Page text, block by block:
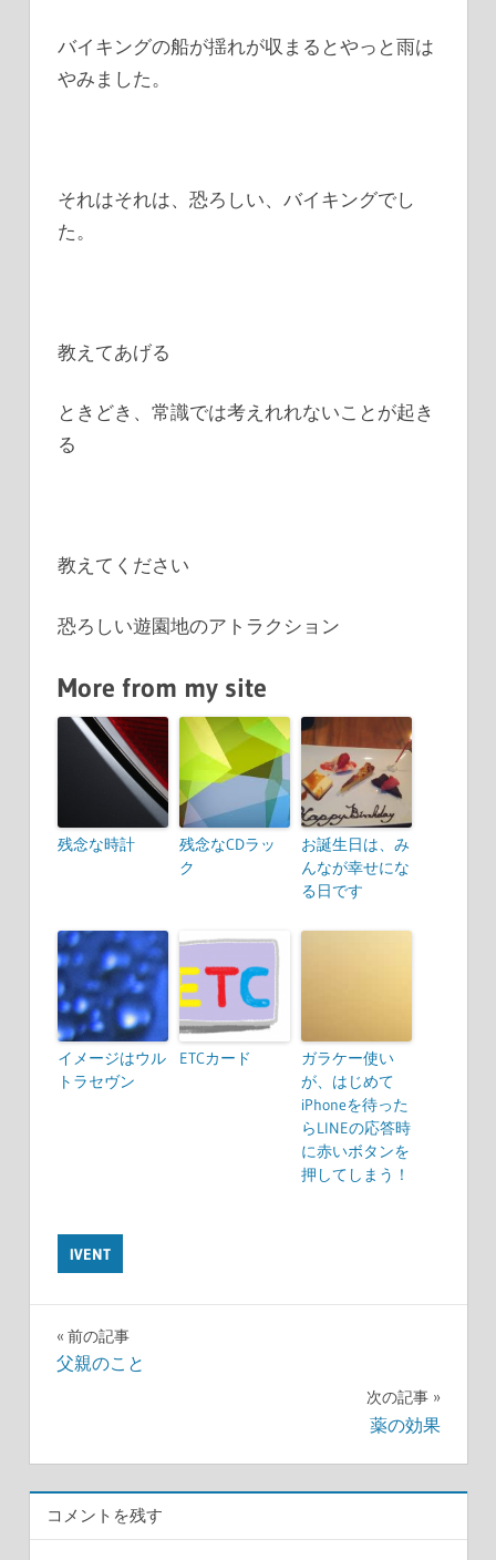
バイキングの船が揺れが収まるとやっと雨は
やみました。
それはそれは、恐ろしい、バイキングでし
た。
教えてあげる
ときどき、常識では考えれれないことが起き
る
教えてください
恐ろしい遊園地のアトラクション
More from my site
残念な時計
残念なCDラッ
ク
お誕生日は、み
んなが幸せにな
る日です
イメージはウル
トラセヴン
ETCカード
ガラケー使い
が、はじめて
iPhoneを待った
らLINEの応答時
に赤いボタンを
押してしまう！
IVENT
投
ナ
ビ
ゲ
前の記事
父親のこと
次の記事
薬の効果
コメントを残す